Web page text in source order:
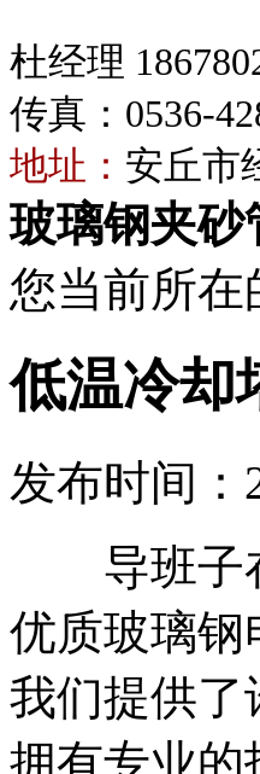
杜经理
传真：0536-
地址： 安丘市
玻璃钢夹砂
您当前所在
低温冷却
发布时间
导班子在
优质玻璃钢
我们提供了
拥有专业的